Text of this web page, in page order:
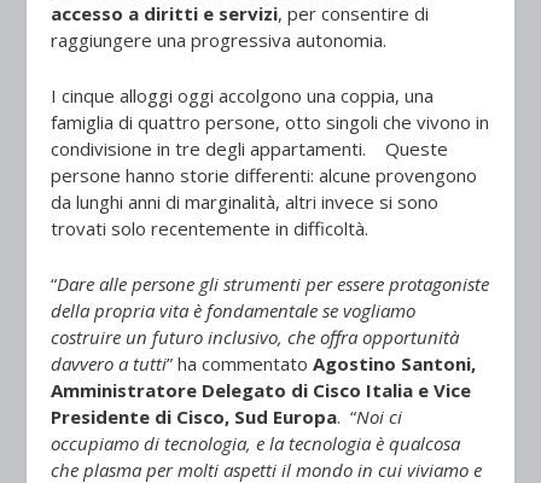
accesso a diritti e servizi, per consentire di
raggiungere una progressiva autonomia.
I cinque alloggi oggi accolgono una coppia, una
famiglia di quattro persone, otto singoli che vivono in
condivisione in tre degli appartamenti. Queste
persone hanno storie differenti: alcune provengono
da lunghi anni di marginalità, altri invece si sono
trovati solo recentemente in difficoltà.
“Dare alle persone gli strumenti per essere protagoniste
della propria vita è fondamentale se vogliamo
costruire un futuro inclusivo, che offra opportunità
davvero a tutti” ha commentatoAgostino Santoni,
Amministratore Delegato di Cisco Italia e Vice
Presidente di Cisco, Sud Europa. “Noi ci
occupiamo di tecnologia, e la tecnologia è qualcosa
che plasma per molti aspetti il mondo in cui viviamo e